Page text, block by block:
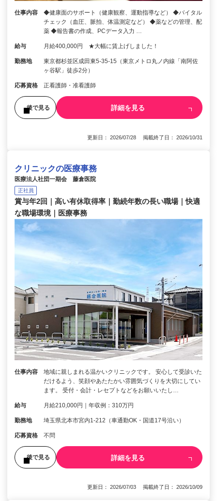
仕事内容
◆健康面のサポート（健康観察、運動指導など） ◆バイタル
チェック（血圧、脈拍、体温測定など） ◆薬などの管理、配
薬 ◆報告書の作成、PCデータ入力 …
給与 月給400,000円 ★大幅に賃上げしました！
勤務地
東京都杉並区成田東5-35-15（東京メトロ丸ノ内線「南阿佐
ヶ谷駅」徒歩2分）
応募資格 正看護師・准看護師
後で見る 詳細を見る
更新日： 2026/07/28 掲載終了日： 2026/10/31
クリニックの医療事務
医療法人社団一期会 藤倉医院
正社員
賞与年2回｜高い有休取得率｜勤続年数の長い職場｜快適
な職場環境｜医療事務
仕事内容
地域に親しまれる温かいクリニックです。 安心して受診いた
だけるよう、笑顔やあたたかい雰囲気づくりを大切にしてい
ます。 受付・会計・レセプトなどをお願いいたし…
給与 月給210,000円｜年収例：310万円
勤務地 埼玉県北本市宮内1-212（車通勤OK・国道17号沿い）
応募資格 不問
後で見る 詳細を見る
更新日： 2026/07/03 掲載終了日： 2026/10/09